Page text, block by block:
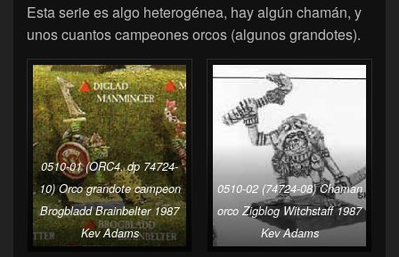
Esta serie es algo heterogénea, hay algún chamán, y
unos cuantos campeones orcos (algunos grandotes).
0510-01 (ORC4, dp 74724-
10) Orco grandote campeon
Brogbladd Brainbelter 1987
Kev Adams
0510-02 (74724-08) Chaman
orco Zigblog Witchstaff 1987
Kev Adams